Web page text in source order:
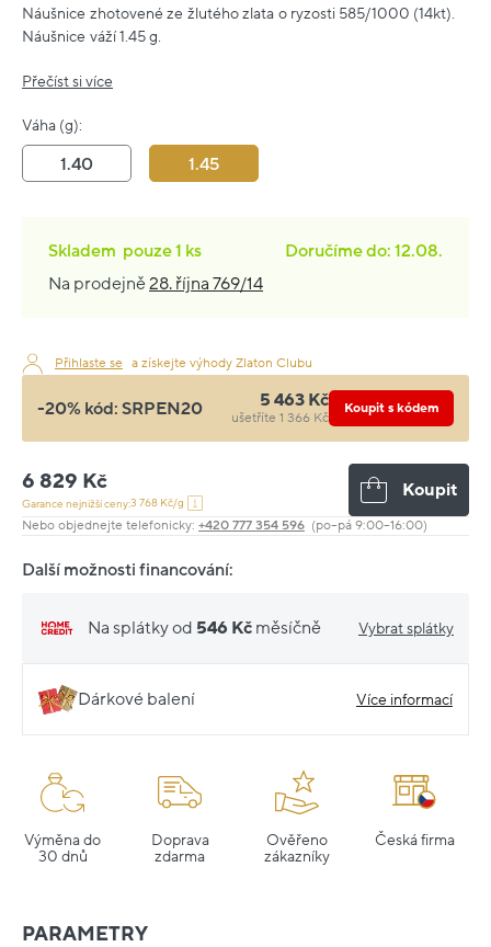
Náušnice zhotovené ze žlutého zlata o ryzosti 585/1000 (14kt).
Náušnice váží 1.45 g.
Přečíst si více
Váha (g):
1.40 1.45
Skladem pouze1 ks
Doručíme do: 12.08.
Na prodejně28. října 769/14
Přihlaste se a získejte výhody Zlaton Clubu
-20% kód: SRPEN20 5 463 Kč
ušetříte 1 366 Kč
Koupit s kódem
6 829 Kč
Garance nejnižší ceny:3 768 Kč/g
Koupit
Nebo objednejte telefonicky: +420 777 354 596 (po–pá 9:00–16:00)
Další možnosti financování:
Na splátky od 546 Kč měsíčně Vybrat splátky
Dárkové balení Více informací
Výměna do
30 dnů
Doprava
zdarma
Ověřeno
zákazníky
Česká firma
PARAMETRY